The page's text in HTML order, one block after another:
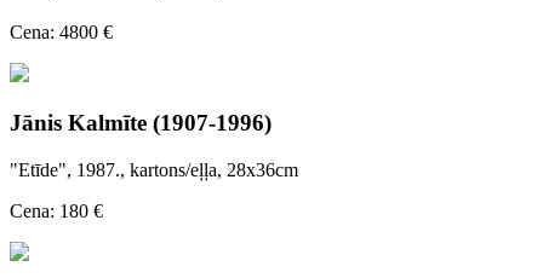
Cena: 4800 €
Jānis Kalmīte (1907-1996)
"Etīde", 1987., kartons/eļļa, 28x36cm
Cena: 180 €